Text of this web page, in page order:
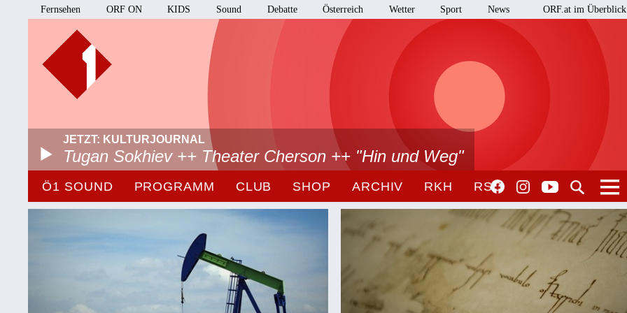
Fernsehen ORF ON KIDS Sound Debatte Österreich Wetter Sport News ORF.at im Überblick
JETZT: KULTURJOURNAL
Tugan Sokhiev ++ Theater Cherson ++ "Hin und Weg"
Ö1 SOUND PROGRAMM CLUB SHOP ARCHIV RKH RSO